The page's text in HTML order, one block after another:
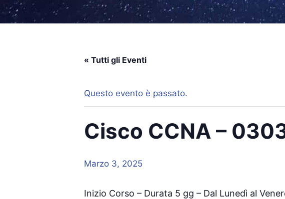
« Tutti gli Eventi
Questo evento è passato.
Cisco CCNA –
Marzo 3, 2025
Inizio Corso – Durata 5 gg – Dal Lunedì al